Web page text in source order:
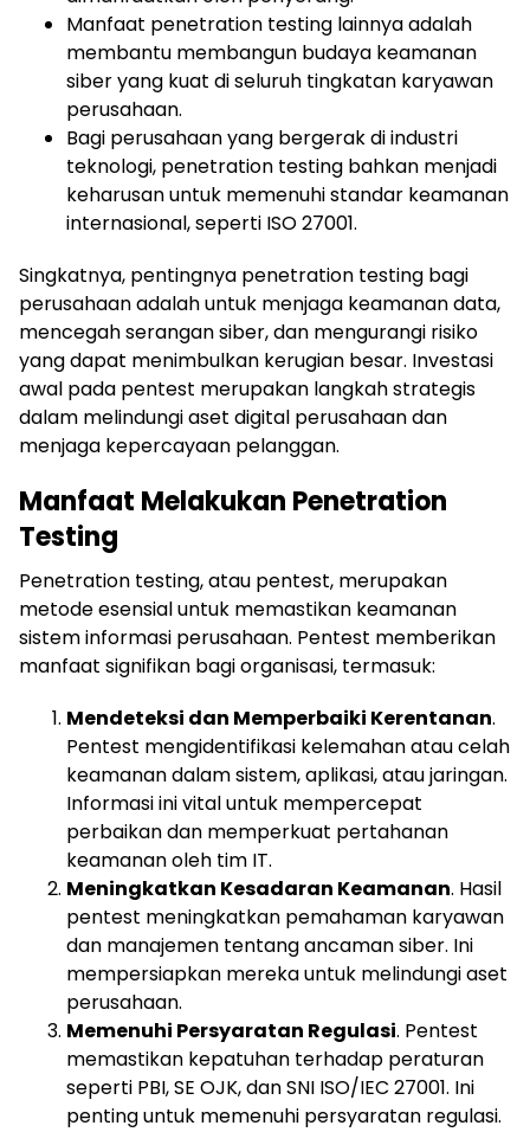
Manfaat penetration testing lainnya adalah
membantu membangun budaya keamanan
siber yang kuat di seluruh tingkatan karyawan
perusahaan.
Bagi perusahaan yang bergerak di industri
teknologi, penetration testing bahkan menjadi
keharusan untuk memenuhi standar keamanan
internasional, seperti ISO 27001.
Singkatnya, pentingnya penetration testing bagi
perusahaan adalah untuk menjaga keamanan data,
mencegah serangan siber, dan mengurangi risiko
yang dapat menimbulkan kerugian besar. Investasi
awal pada pentest merupakan langkah strategis
dalam melindungi aset digital perusahaan dan
menjaga kepercayaan pelanggan.
Manfaat Melakukan Penetration
Testing
Penetration testing, atau pentest, merupakan
metode esensial untuk memastikan keamanan
sistem informasi perusahaan. Pentest memberikan
manfaat signifikan bagi organisasi, termasuk:
Mendeteksi dan Memperbaiki Kerentanan.
Pentest mengidentifikasi kelemahan atau celah
keamanan dalam sistem, aplikasi, atau jaringan.
Informasi ini vital untuk mempercepat
perbaikan dan memperkuat pertahanan
keamanan oleh tim IT.
Meningkatkan Kesadaran Keamanan. Hasil
pentest meningkatkan pemahaman karyawan
dan manajemen tentang ancaman siber. Ini
mempersiapkan mereka untuk melindungi aset
perusahaan.
Memenuhi Persyaratan Regulasi. Pentest
memastikan kepatuhan terhadap peraturan
seperti PBI, SE OJK, dan SNI ISO/IEC 27001. Ini
penting untuk memenuhi persyaratan regulasi.